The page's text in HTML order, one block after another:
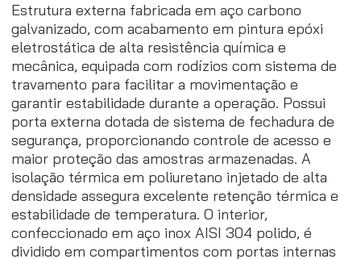
Estrutura externa fabricada em aço carbono
galvanizado, com acabamento em pintura epóxi
eletrostática de alta resistência química e
mecânica, equipada com rodízios com sistema de
travamento para facilitar a movimentação e
garantir estabilidade durante a operação. Possui
porta externa dotada de sistema de fechadura de
segurança, proporcionando controle de acesso e
maior proteção das amostras armazenadas. A
isolação térmica em poliuretano injetado de alta
densidade assegura excelente retenção térmica e
estabilidade de temperatura. O interior,
confeccionado em aço inox AISI 304 polido, é
dividido em compartimentos com portas internas